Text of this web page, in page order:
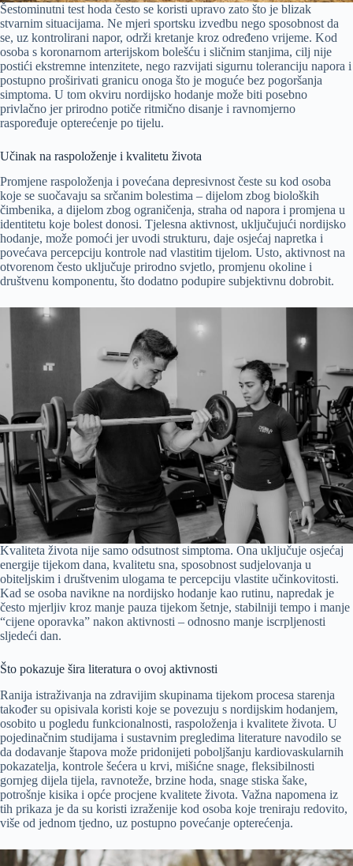
Šestominutni test hoda često se koristi upravo zato što je blizak
stvarnim situacijama. Ne mjeri sportsku izvedbu nego sposobnost da
se, uz kontrolirani napor, održi kretanje kroz određeno vrijeme. Kod
osoba s koronarnom arterijskom bolešću i sličnim stanjima, cilj nije
postići ekstremne intenzitete, nego razvijati sigurnu toleranciju napora i
postupno proširivati granicu onoga što je moguće bez pogoršanja
simptoma. U tom okviru nordijsko hodanje može biti posebno
privlačno jer prirodno potiče ritmično disanje i ravnomjerno
raspoređuje opterećenje po tijelu.
Učinak na raspoloženje i kvalitetu života
Promjene raspoloženja i povećana depresivnost česte su kod osoba
koje se suočavaju sa srčanim bolestima – dijelom zbog bioloških
čimbenika, a dijelom zbog ograničenja, straha od napora i promjena u
identitetu koje bolest donosi. Tjelesna aktivnost, uključujući nordijsko
hodanje, može pomoći jer uvodi strukturu, daje osjećaj napretka i
povećava percepciju kontrole nad vlastitim tijelom. Usto, aktivnost na
otvorenom često uključuje prirodno svjetlo, promjenu okoline i
društvenu komponentu, što dodatno podupire subjektivnu dobrobit.
Kvaliteta života nije samo odsutnost simptoma. Ona uključuje osjećaj
energije tijekom dana, kvalitetu sna, sposobnost sudjelovanja u
obiteljskim i društvenim ulogama te percepciju vlastite učinkovitosti.
Kad se osoba navikne na nordijsko hodanje kao rutinu, napredak je
često mjerljiv kroz manje pauza tijekom šetnje, stabilniji tempo i manje
“cijene oporavka” nakon aktivnosti – odnosno manje iscrpljenosti
sljedeći dan.
Što pokazuje šira literatura o ovoj aktivnosti
Ranija istraživanja na zdravijim skupinama tijekom procesa starenja
također su opisivala koristi koje se povezuju s nordijskim hodanjem,
osobito u pogledu funkcionalnosti, raspoloženja i kvalitete života. U
pojedinačnim studijama i sustavnim pregledima literature navodilo se
da dodavanje štapova može pridonijeti poboljšanju kardiovaskularnih
pokazatelja, kontrole šećera u krvi, mišićne snage, fleksibilnosti
gornjeg dijela tijela, ravnoteže, brzine hoda, snage stiska šake,
potrošnje kisika i opće procjene kvalitete života. Važna napomena iz
tih prikaza je da su koristi izraženije kod osoba koje treniraju redovito,
više od jednom tjedno, uz postupno povećanje opterećenja.